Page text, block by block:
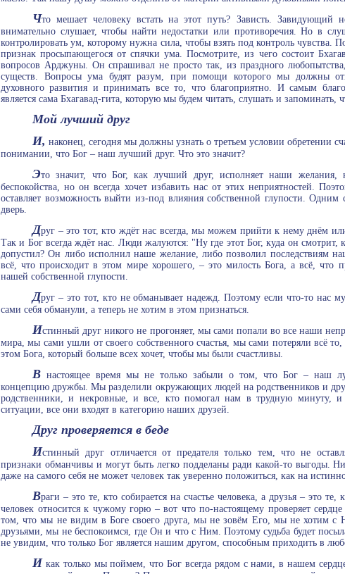
Что мешает человеку встать на этот путь? Зависть. Завидующий
внимательно слушает, чтобы найти недостатки или противоречия. Но в
контролировать ум, которому нужна сила, чтобы взять под контроль чувства.
признак просыпающегося от спячки ума. Посмотрите, из чего состоит
вопросов Арджуны. Он спрашивал не просто так, из праздного
существ. Вопросы ума будят разум, при помощи которого мы должны
духовного развития и принимать все то, что благоприятно. И самым
является сама Бхагавад-гита, которую мы будем читать, слушать и запоминать,
Мой лучший друг
И, наконец, сегодня мы должны узнать о третьем условии обретении
понимании, что Бог – наш лучший друг. Что это значит?
Это значит, что Бог, как лучший друг, исполняет наши желания,
беспокойства, но он всегда хочет избавить нас от этих неприятностей.
оставляет возможность выйти из-под влияния собственной глупости. Одним
дверь.
Друг – это тот, кто ждёт нас всегда, мы можем прийти к нему днём
Так и Бог всегда ждёт нас. Люди жалуются: "Ну где этот Бог, куда он смотрит,
допустил? Он либо исполнил наше желание, либо позволил последствиям
всё, что происходит в этом мире хорошего, – это милость Бога, а всё, что
нашей собственной глупости.
Друг – это тот, кто не обманывает надежд. Поэтому если что-то нас
сами себя обманули, а теперь не хотим в этом признаться.
Истинный друг никого не прогоняет, мы сами попали во все наши
мира, мы сами ушли от своего собственного счастья, мы сами потеряли всё
этом Бога, который больше всех хочет, чтобы мы были счастливы.
В настоящее время мы не только забыли о том, что Бог – наш
концепцию дружбы. Мы разделили окружающих людей на родственников и
родственники, и некровные, и все, кто помогал нам в трудную минуту,
ситуации, все они входят в категорию наших друзей.
Друг проверяется в беде
Истинный друг отличается от предателя только тем, что не
признаки обманчивы и могут быть легко подделаны ради какой-то выгоды.
даже на самого себя не может человек так уверенно положиться, как на
Враги – это те, кто собирается на счастье человека, а друзья – это
человек относится к чужому горю – вот что по-настоящему проверяет
том, что мы не видим в Боге своего друга, мы не зовём Его, мы не хотим
друзьями, мы не беспокоимся, где Он и что с Ним. Поэтому судьба будет
не увидим, что только Бог является нашим другом, способным приходить в
И как только мы поймем, что Бог всегда рядом с нами, в нашем